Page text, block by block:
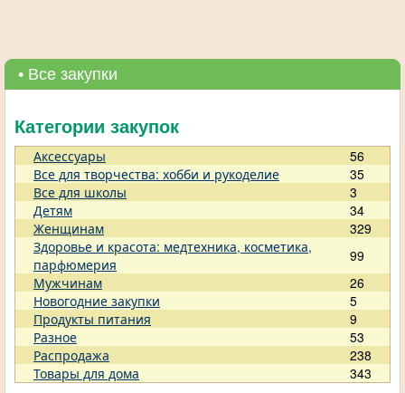
• Все закупки
Категории закупок
Аксессуары
56
Все для творчества: хобби и рукоделие
35
Все для школы
3
Детям
34
Женщинам
329
Здоровье и красота: медтехника, косметика,
парфюмерия
99
Мужчинам
26
Новогодние закупки
5
Продукты питания
9
Разное
53
Распродажа
238
Товары для дома
343